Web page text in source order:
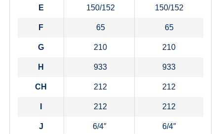
E 150/152 150/152
F 65 65
G 210 210
H 933 933
CH 212 212
212 212
J 6/4″ 6/4″